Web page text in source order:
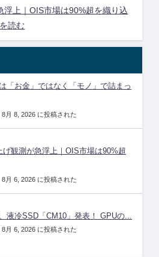
浮上｜OIS市場は90%超を織り込
読む
「お金」ではなく「モノ」で詰まっ
8月 8, 2026 に投稿された
げ観測が急浮上｜OIS市場は90%超
8月 6, 2026 に投稿された
液冷SSD「CM10」発表！ GPUの...
8月 6, 2026 に投稿された